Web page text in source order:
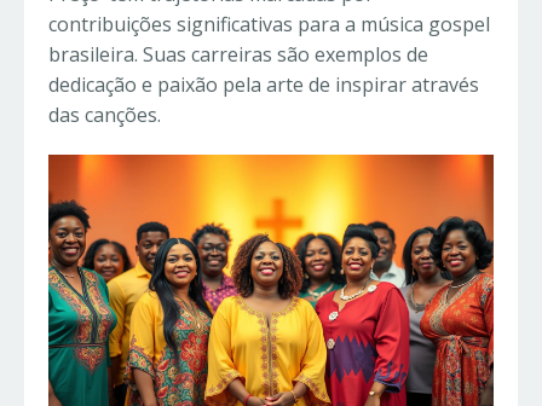
contribuições significativas para a música gospel
brasileira. Suas carreiras são exemplos de
dedicação e paixão pela arte de inspirar através
das canções.